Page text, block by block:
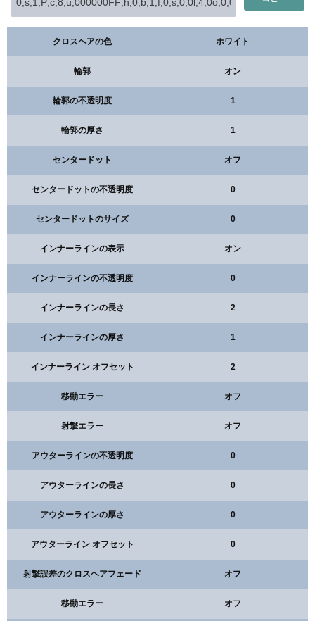
クロスヘアの色 ホワイト
輪郭 オン
輪郭の不透明度 1
輪郭の厚さ 1
センタードット オフ
センタードットの不透明度 0
センタードットのサイズ 0
インナーラインの表示 オン
インナーラインの不透明度 0
インナーラインの長さ 2
インナーラインの厚さ 1
インナーライン オフセット 2
移動エラー オフ
射撃エラー オフ
アウターラインの不透明度 0
アウターラインの長さ 0
アウターラインの厚さ 0
アウターライン オフセット 0
射撃誤差のクロスヘアフェード オフ
移動エラー オフ